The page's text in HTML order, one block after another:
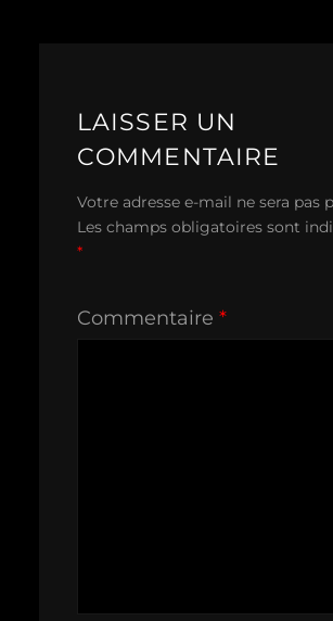
LAISSER UN
COMMENTAIRE
Votre adresse e-mail ne sera pas
Les champs obligatoires sont
*
Commentaire *